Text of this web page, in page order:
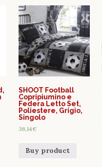
SHOOT Football
Copripiumino e
Federa Letto Set,
Poliestere, Grigio,
Singolo
36,14€
Buy product